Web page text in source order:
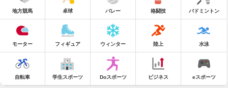
地方競馬 卓球 バレー 格闘技 バドミントン
モーター フィギュア ウィンター 陸上 水泳
自転車 学生スポーツ Doスポーツ ビジネス eスポーツ